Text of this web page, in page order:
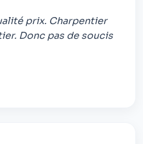
prix. Charpentier
Donc pas de soucis